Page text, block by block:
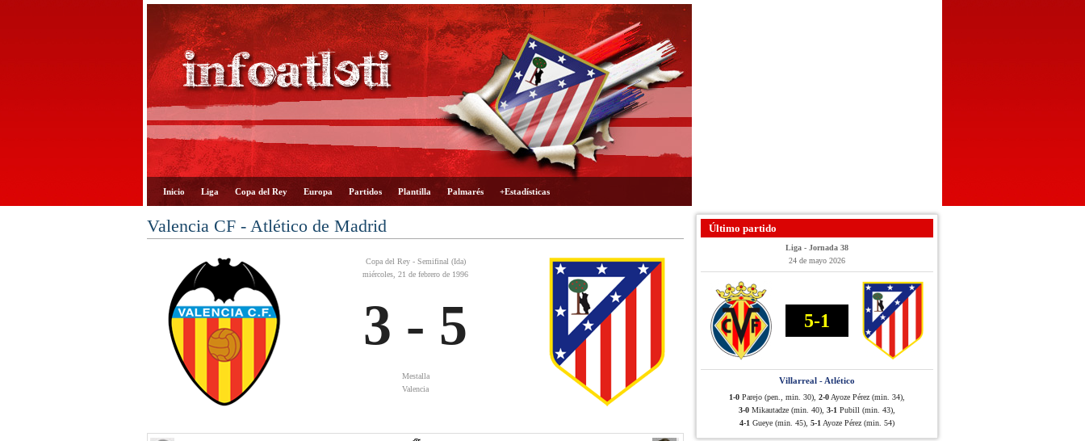
Inicio Liga Copa del Rey Europa Partidos Plantilla Palmarés +Estadísticas
Valencia CF - Atlético de Madrid
Copa del Rey - Semifinal (Ida)
miércoles, 21 de febrero de 1996
3 - 5
Mestalla
Valencia
Último partido
Liga - Jornada 38
24 de mayo 2026
5-1
Villarreal - Atlético
1-0 Parejo (pen., min. 30), 2-0 Ayoze Pérez (min. 34),
3-0 Mikautadze (min. 40), 3-1 Pubill (min. 43),
4-1 Gueye (min. 45), 5-1 Ayoze Pérez (min. 54)